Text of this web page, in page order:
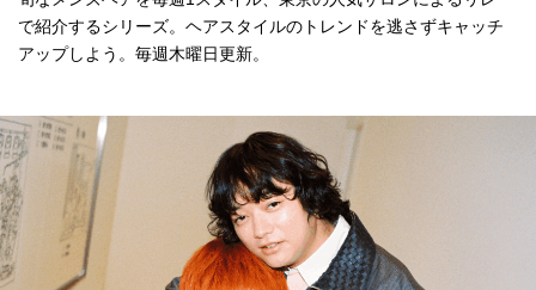
で紹介するシリーズ。ヘアスタイルのトレンドを逃さずキャッチ
アップしよう。毎週木曜日更新。